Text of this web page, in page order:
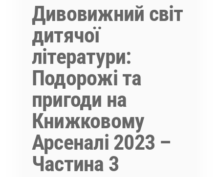
Дивовижний світ
дитячої
літератури:
Подорожі та
пригоди на
Книжковому
Арсеналі 2023 –
Частина 3